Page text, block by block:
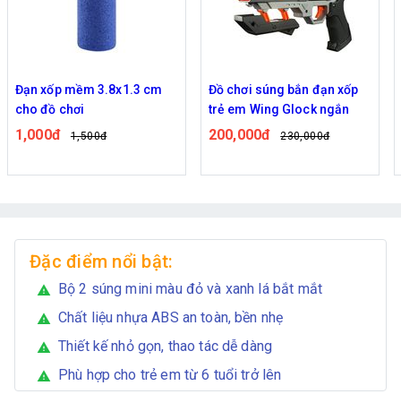
Đồ chơi súng bắn đạn xốp
trẻ em Wing Glock ngắn
200,000đ 230,000đ
Đồ chơi súng bắn đạn xốp
mềm dẹp mảnh JF103 sử
dụng pin sạc nhiều lần
480,000đ 565,000đ
Đặc điểm nổi bật:
warning Bộ 2 súng mini màu đỏ và xanh lá bắt mắt
warning Chất liệu nhựa ABS an toàn, bền nhẹ
warning Thiết kế nhỏ gọn, thao tác dễ dàng
warning Phù hợp cho trẻ em từ 6 tuổi trở lên